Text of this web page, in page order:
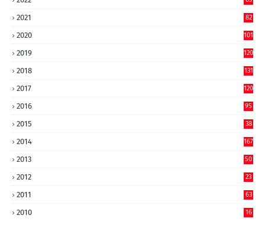
2021 82
2020 101
2019 120
2018 131
2017 120
2016 95
2015 38
2014 167
2013 50
2012 23
2011 63
2010 16